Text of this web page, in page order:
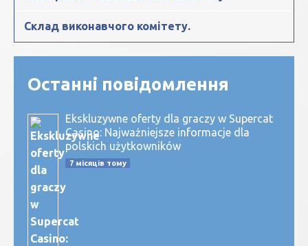
Склад виконавчого комітету.
Останні повідомлення
Ekskluzywne oferty dla graczy w Supercat
Casino: Najważniejsze informacje dla
polskich użytkowników
7 місяців тому